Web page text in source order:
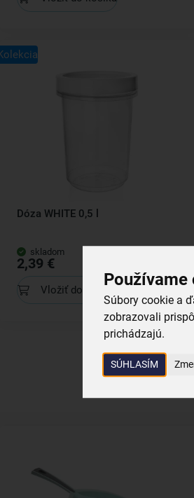
Používame
Súbory cookie a
zobrazovali
prichádzajú.
SÚHLASÍM
Dóza WHITE 0,5 l
skladom
2,39 €
Vložiť do košíka